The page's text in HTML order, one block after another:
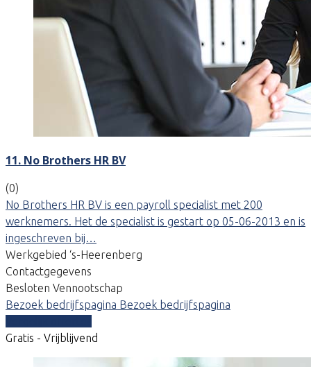
11. No Brothers HR BV
(0)
No Brothers HR BV is een payroll specialist met 200
werknemers. Het de specialist is gestart op 05-06-2013 en is
ingeschreven bij…
Werkgebied ‘s-Heerenberg
Contactgegevens
Besloten Vennootschap
Bezoek bedrijfspagina Bezoek bedrijfspagina
Gratis - Vrijblijvend